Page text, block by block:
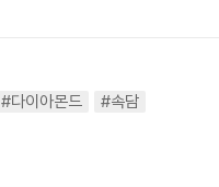
#다이아몬드
#속담